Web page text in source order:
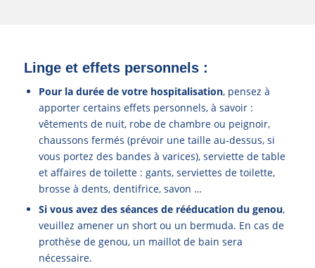
Linge et effets personnels :
Pour la durée de votre hospitalisation, pensez à
apporter certains effets personnels, à savoir :
vêtements de nuit, robe de chambre ou peignoir,
chaussons fermés (prévoir une taille au-dessus, si
vous portez des bandes à varices), serviette de table
et affaires de toilette : gants, serviettes de toilette,
brosse à dents, dentifrice, savon …
Si vous avez des séances de rééducation du genou,
veuillez amener un short ou un bermuda. En cas de
prothèse de genou, un maillot de bain sera
nécessaire.